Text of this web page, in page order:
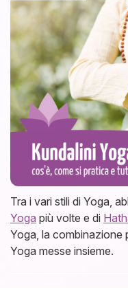
Tra i vari stili di Yoga,
Yoga più volte e di
Yoga, la combinazione
Yoga messe insieme.